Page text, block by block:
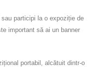
participi la o expoziție de
important să ai un banner
portabil, alcătuit dintr-o